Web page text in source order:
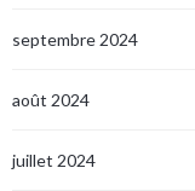
septembre 2024
août 2024
juillet 2024